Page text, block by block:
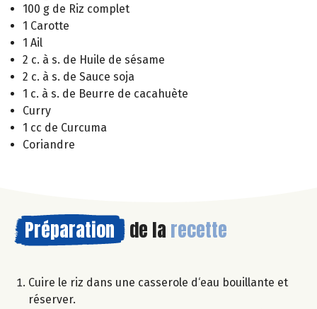
100 g de Riz complet
1 Carotte
1 Ail
2 c. à s. de Huile de sésame
2 c. à s. de Sauce soja
1 c. à s. de Beurre de cacahuète
Curry
1 cc de Curcuma
Coriandre
Préparation de la recette
Cuire le riz dans une casserole d‘eau bouillante et
réserver.